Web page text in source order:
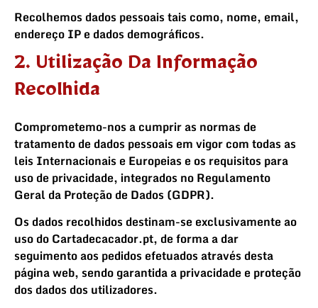
Recolhemos dados pessoais tais como, nome, email,
endereço IP e dados demográficos.
2. Utilização Da Informação
Recolhida
Comprometemo-nos a cumprir as normas de
tratamento de dados pessoais em vigor com todas as
leis Internacionais e Europeias e os requisitos para
uso de privacidade, integrados no Regulamento
Geral da Proteção de Dados (GDPR).
Os dados recolhidos destinam-se exclusivamente ao
uso do Cartadecacador.pt, de forma a dar
seguimento aos pedidos efetuados através desta
página web, sendo garantida a privacidade e proteção
dos dados dos utilizadores.